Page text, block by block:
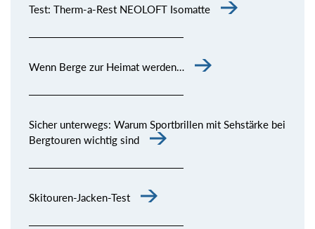
Test: Therm-a-Rest NEOLOFT Isomatte
Wenn Berge zur Heimat werden…
Sicher unterwegs: Warum Sportbrillen mit Sehstärke bei
Bergtouren wichtig sind
Skitouren-Jacken-Test